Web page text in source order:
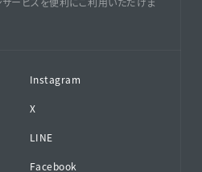
Instagram
X
LINE
Facebook